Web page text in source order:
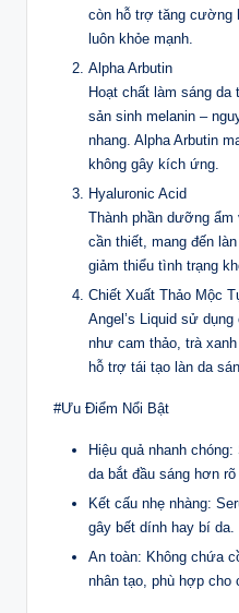
còn hỗ trợ tăng cường
luôn khỏe mạnh.
Alpha Arbutin
Hoạt chất làm sáng da
sản sinh melanin –
nhang. Alpha Arbutin
không gây kích ứng.
Hyaluronic Acid
Thành phần dưỡng
cần thiết, mang đến
giảm thiểu tình trạng
Chiết Xuất Thảo Mộc
Angel’s Liquid sử
như cam thảo, trà
hỗ trợ tái tạo làn da
#Ưu Điểm Nổi Bật
Hiệu quả nhanh
da bắt đầu sáng hơn
Kết cấu nhẹ nhàng:
gây bết dính hay bí da.
An toàn: Không chứa
nhân tạo, phù hợp cho